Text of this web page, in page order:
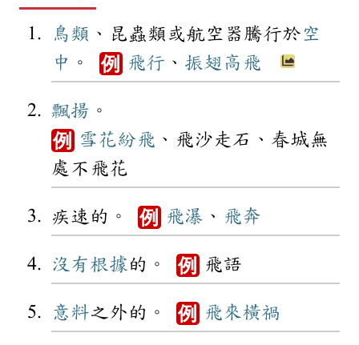
鳥類 、昆蟲類或航空器騰行於 空
中 。 例 飛行 、 振翅高飛
飄揚 。
例 雪花紛飛 、飛沙走石、春城無
處不飛花
疾速的。 例 飛瀑 、 飛奔
沒有根據 的。 例 飛語
意料之外的。 例 飛來橫禍